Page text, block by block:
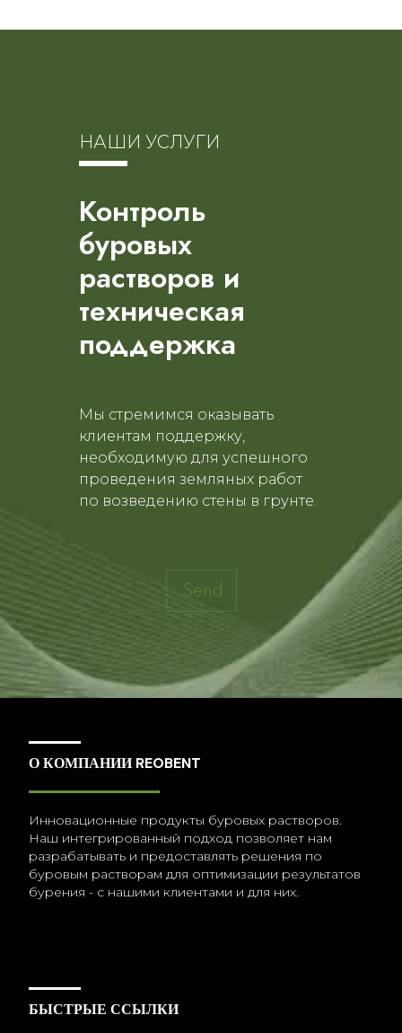
НАШИ УСЛУГИ
Контроль
буровых
растворов и
техническая
поддержка
Мы стремимся оказывать
клиентам поддержку,
необходимую для успешного
проведения земляных работ
по возведению стены в грунте.
Send
О КОМПАНИИ REOBENT
Инновационные продукты буровых растворов.
Наш интегрированный подход позволяет нам
разрабатывать и предоставлять решения по
буровым растворам для оптимизации результатов
бурения - с нашими клиентами и для них.
БЫСТРЫЕ ССЫЛКИ